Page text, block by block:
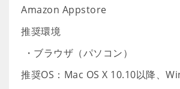
Amazon Appstore
推奨環境
・ブラウザ（パソコン）
推奨OS：Mac OS X 10.10以降、